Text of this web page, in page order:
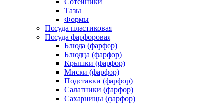
Сотейники
Тазы
Формы
Посуда пластиковая
Посуда фарфоровая
Блюда (фарфор)
Блюдца (фарфор)
Крышки (фарфор)
Миски (фарфор)
Подставки (фарфор)
Салатники (фарфор)
Сахарницы (фарфор)